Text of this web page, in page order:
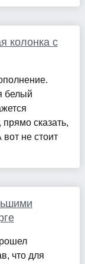
колонка с
белый
сказать,
не стоит
что для